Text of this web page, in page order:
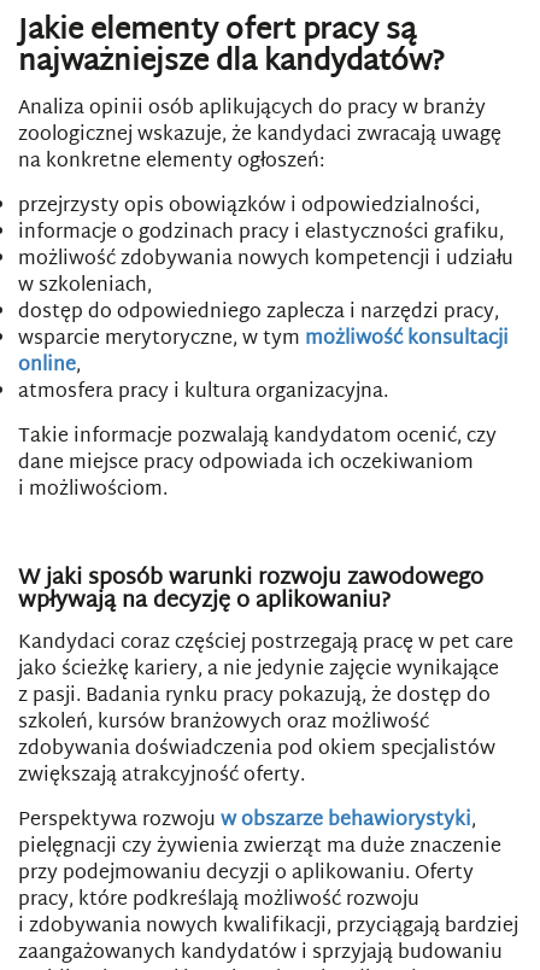
Jakie elementy ofert pracy są
najważniejsze dla kandydatów?
Analiza opinii osób aplikujących do pracy w branży
zoologicznej wskazuje, że kandydaci zwracają uwagę
na konkretne elementy ogłoszeń:
przejrzysty opis obowiązków i odpowiedzialności,
informacje o godzinach pracy i elastyczności grafiku,
możliwość zdobywania nowych kompetencji i udziału
w szkoleniach,
dostęp do odpowiedniego zaplecza i narzędzi pracy,
wsparcie merytoryczne, w tym możliwość konsultacji
online,
atmosfera pracy i kultura organizacyjna.
Takie informacje pozwalają kandydatom ocenić, czy
dane miejsce pracy odpowiada ich oczekiwaniom
i możliwościom.
W jaki sposób warunki rozwoju zawodowego
wpływają na decyzję o aplikowaniu?
Kandydaci coraz częściej postrzegają pracę w pet care
jako ścieżkę kariery, a nie jedynie zajęcie wynikające
z pasji. Badania rynku pracy pokazują, że dostęp do
szkoleń, kursów branżowych oraz możliwość
zdobywania doświadczenia pod okiem specjalistów
zwiększają atrakcyjność oferty.
Perspektywa rozwojuw obszarze behawiorystyki,
pielęgnacji czy żywienia zwierząt ma duże znaczenie
przy podejmowaniu decyzji o aplikowaniu. Oferty
pracy, które podkreślają możliwość rozwoju
i zdobywania nowych kwalifikacji, przyciągają bardziej
zaangażowanych kandydatów i sprzyjają budowaniu